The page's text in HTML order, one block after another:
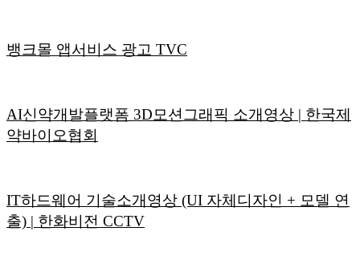
뱅크몰 앱서비스 광고 TVC
AI신약개발플랫폼 3D모션그래픽 소개영상 | 한국제
약바이오협회
IT하드웨어 기술소개영상 (UI 자체디자인 + 모델 연
출) | 한화비전 CCTV